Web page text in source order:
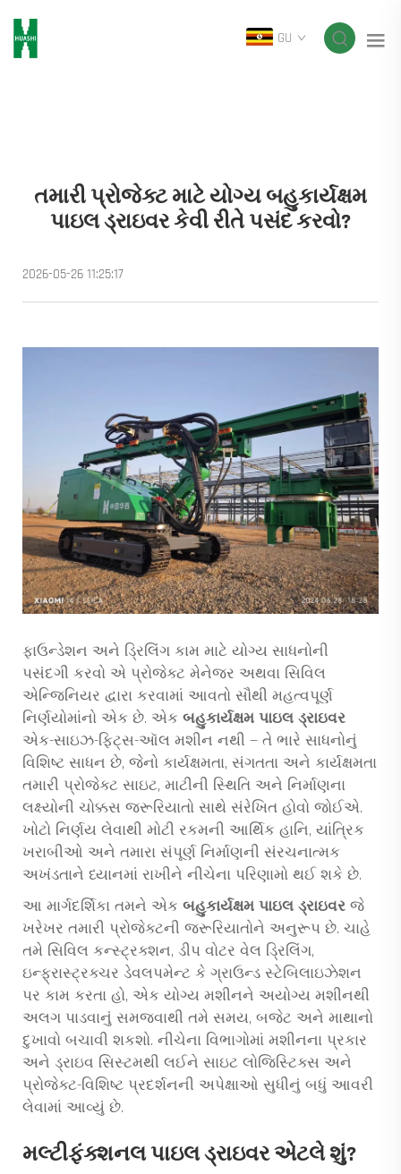
GU
તમારી પ્રોજેક્ટ માટે યોગ્ય બહુકાર્યક્ષમ
પાઇલ ડ્રાઇવર કેવી રીતે પસંદ કરવો?
2026-05-26 11:25:17
ફાઉન્ડેશન અને ડ્રિલિંગ કામ માટે યોગ્ય સાધનોની
પસંદગી કરવો એ પ્રોજેક્ટ મેનેજર અથવા સિવિલ
એન્જિનિયર દ્વારા કરવામાં આવતો સૌથી મહત્વપૂર્ણ
નિર્ણયોમાંનો એક છે. એક બહુકાર્યક્ષમ પાઇલ ડ્રાઇવર
એક-સાઇઝ-ફિટ્સ-ઑલ મશીન નથી — તે ભારે સાધનોનું
વિશિષ્ટ સાધન છે, જેનો કાર્યક્ષમતા, સંગતતા અને કાર્યક્ષમતા
તમારી પ્રોજેક્ટ સાઇટ, માટીની સ્થિતિ અને નિર્માણના
લક્ષ્યોની ચોક્કસ જરૂરિયાતો સાથે સંરેખિત હોવો જોઈએ.
ખોટો નિર્ણય લેવાથી મોટી રકમની આર્થિક હાનિ, યાંત્રિક
ખરાબીઓ અને તમારા સંપૂર્ણ નિર્માણની સંરચનાત્મક
અખંડતાને ધ્યાનમાં રાખીને નીચેના પરિણામો થઈ શકે છે.
આ માર્ગદર્શિકા તમને એક બહુકાર્યક્ષમ પાઇલ ડ્રાઇવર જે
ખરેખર તમારી પ્રોજેક્ટની જરૂરિયાતોને અનુરૂપ છે. ચાહે
તમે સિવિલ કન્સ્ટ્રક્શન, ડીપ વોટર વેલ ડ્રિલિંગ,
ઇન્ફ્રાસ્ટ્રક્ચર ડેવલપમેન્ટ કે ગ્રાઉન્ડ સ્ટેબિલાઇઝેશન
પર કામ કરતા હો, એક યોગ્ય મશીનને અયોગ્ય મશીનથી
અલગ પાડવાનું સમજવાથી તમે સમય, બજેટ અને માથાનો
દુખાવો બચાવી શકશો. નીચેના વિભાગોમાં મશીનના પ્રકાર
અને ડ્રાઇવ સિસ્ટમથી લઈને સાઇટ લોજિસ્ટિક્સ અને
પ્રોજેક્ટ-વિશિષ્ટ પ્રદર્શનની અપેક્ષાઓ સુધીનું બધું આવરી
લેવામાં આવ્યું છે.
મલ્ટીફંક્શનલ પાઇલ ડ્રાઇવર એટલે શું?